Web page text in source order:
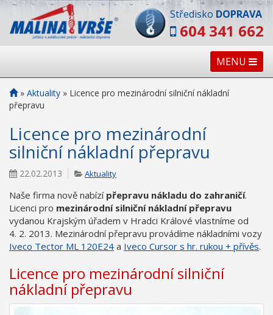
Středisko DOPRAVA
604 341 662
MENU
» Aktuality » Licence pro mezinárodní silniční nákladní
přepravu
Licence pro mezinárodní
silniční nákladní přepravu
22.02.2013 Aktuality
Naše firma nově nabízí přepravu nákladu do zahraničí.
Licenci pro mezinárodní silniční nákladní přepravu
vydanou Krajským úřadem v Hradci Králové vlastníme od
4. 2. 2013. Mezinárodní přepravu provádíme nákladními vozy
Iveco Tector ML 120E24 a Iveco Cursor s hr. rukou + přívěs.
Licence pro mezinárodní silniční
nákladní přepravu